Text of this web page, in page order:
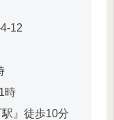
12
』徒歩10分